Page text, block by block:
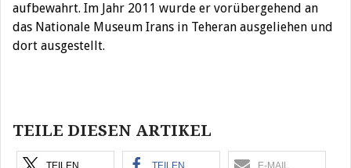
aufbewahrt. Im Jahr 2011 wurde er vorübergehend an
das Nationale Museum Irans in Teheran ausgeliehen und
dort ausgestellt.
TEILE DIESEN ARTIKEL